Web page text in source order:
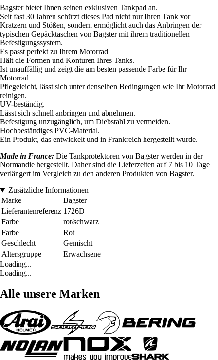
Bagster bietet Ihnen seinen exklusiven Tankpad an.
Seit fast 30 Jahren schützt dieses Pad nicht nur Ihren Tank vor
Kratzern und Stößen, sondern ermöglicht auch das Anbringen der
typischen Gepäcktaschen von Bagster mit ihrem traditionellen
Befestigungssystem.
Es passt perfekt zu Ihrem Motorrad.
Hält die Formen und Konturen Ihres Tanks.
Ist unauffällig und zeigt die am besten passende Farbe für Ihr
Motorrad.
Pflegeleicht, lässt sich unter denselben Bedingungen wie Ihr Motorrad
reinigen.
UV-beständig.
Lässt sich schnell anbringen und abnehmen.
Befestigung unzugänglich, um Diebstahl zu vermeiden.
Hochbeständiges PVC-Material.
Ein Produkt, das entwickelt und in Frankreich hergestellt wurde.
Made in France: Die Tankprotektoren von Bagster werden in der
Normandie hergestellt. Daher sind die Lieferzeiten auf 7 bis 10 Tage
verlängert im Vergleich zu den anderen Produkten von Bagster.
Zusätzliche Informationen
Marke
Bagster
Lieferantenreferenz 1726D
Farbe
rot/schwarz
Farbe
Rot
Geschlecht
Gemischt
Altersgruppe
Erwachsene
Loading...
Loading...
Alle unsere Marken